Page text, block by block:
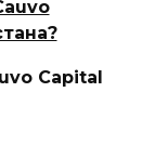
Capital